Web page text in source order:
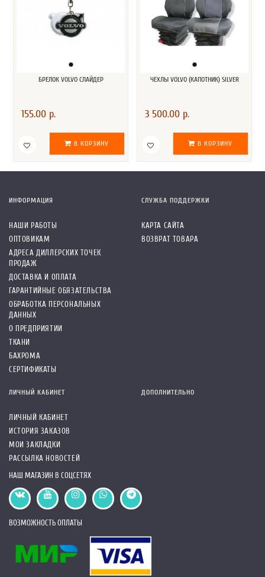
БРЕЛОК VOLVO СЛАЙДЕР
155.00 р.
В КОРЗИНУ
ЧЕХЛЫ VOLVO (КАПОТНИК) SILVER
3 500.00 р.
В КОРЗИНУ
ИНФОРМАЦИЯ
НАШИ РАБОТЫ
ОПТОВИКАМ
АДРЕСА ДИЛЛЕРСКИХ ТОЧЕК
ПРОДАЖ
ДОСТАВКА И ОПЛАТА
ГАРАНТИЙНЫЕ ОБЯЗАТЕЛЬСТВА
ОБРАБОТКА ПЕРСОНАЛЬНЫХ
ДАННЫХ
О ПРЕДПРИЯТИИ
ТКАНИ
БАХРОМА
СЕРТИФИКАТЫ
СЛУЖБА ПОДДЕРЖКИ
КАРТА САЙТА
ВОЗВРАТ ТОВАРА
ЛИЧНЫЙ КАБИНЕТ
ЛИЧНЫЙ КАБИНЕТ
ИСТОРИЯ ЗАКАЗОВ
МОИ ЗАКЛАДКИ
РАССЫЛКА НОВОСТЕЙ
ДОПОЛНИТЕЛЬНО
НАШ МАГАЗИН В СОЦСЕТЯХ
ВОЗМОЖНОСТЬ ОПЛАТЫ